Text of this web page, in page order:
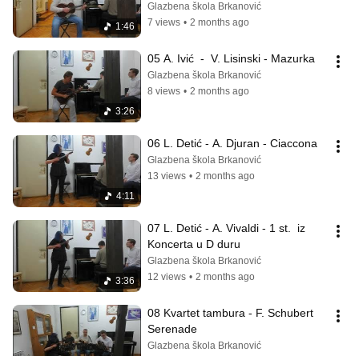
1:46
Glazbena škola Brkanović
7 views • 2 months ago
3:26
05 A. Ivić  -  V. Lisinski - Mazurka
Glazbena škola Brkanović
8 views • 2 months ago
4:11
06 L. Detić - A. Djuran - Ciaccona
Glazbena škola Brkanović
13 views • 2 months ago
3:36
07 L. Detić - A. Vivaldi - 1 st.  iz
Koncerta u D duru
Glazbena škola Brkanović
12 views • 2 months ago
08 Kvartet tambura - F. Schubert
Serenade
Glazbena škola Brkanović